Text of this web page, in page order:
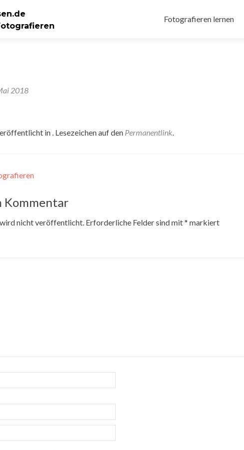
Inhalt
Fotografieren lernen
2018
in . Lesezeichen auf den Permanentlink.
Kommentar
nicht veröffentlicht. Erforderliche Felder sind mit* markiert